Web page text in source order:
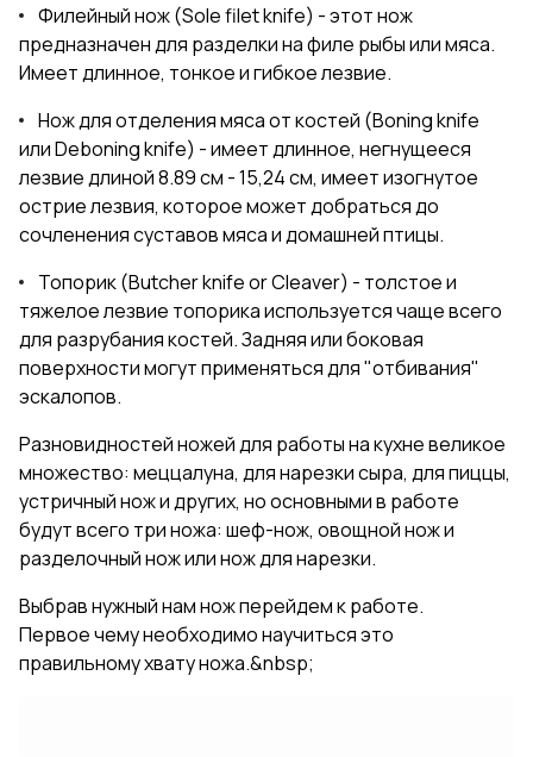
Филейный нож (Sole filet knife) - этот нож
предназначен для разделки на филе рыбы или мяса.
Имеет длинное, тонкое и гибкое лезвие.
Нож для отделения мяса от костей (Boning knife
или Deboning knife) - имеет длинное, негнущееся
лезвие длиной 8.89 см - 15,24 см, имеет изогнутое
острие лезвия, которое может добраться до
сочленения суставов мяса и домашней птицы.
Топорик (Butcher knife or Cleaver) - толстое и
тяжелое лезвие топорика используется чаще всего
для разрубания костей. Задняя или боковая
поверхности могут применяться для "отбивания"
эскалопов.
Разновидностей ножей для работы на кухне великое
множество: меццалуна, для нарезки сыра, для пиццы,
устричный нож и других, но основными в работе
будут всего три ножа: шеф-нож, овощной нож и
разделочный нож или нож для нарезки.
Выбрав нужный нам нож перейдем к работе.
Первое чему необходимо научиться это
правильному хвату ножа.&nbsp;